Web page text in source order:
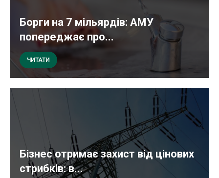
Борги на 7 мільярдів: АМУ
попереджає про...
ЧИТАТИ
Бізнес отримає захист від цінових
стрибків: в...